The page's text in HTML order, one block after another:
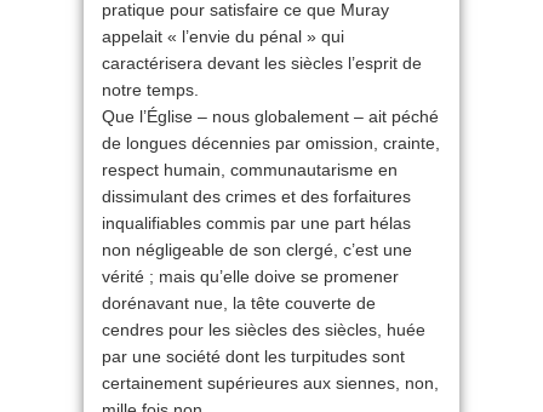
pratique pour satisfaire ce que Muray
appelait « l’envie du pénal » qui
caractérisera devant les siècles l’esprit de
notre temps.
Que l’Église – nous globalement – ait péché
de longues décennies par omission, crainte,
respect humain, communautarisme en
dissimulant des crimes et des forfaitures
inqualifiables commis par une part hélas
non négligeable de son clergé, c’est une
vérité ; mais qu’elle doive se promener
dorénavant nue, la tête couverte de
cendres pour les siècles des siècles, huée
par une société dont les turpitudes sont
certainement supérieures aux siennes, non,